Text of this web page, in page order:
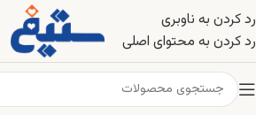
رد کردن به ناوبری
رد کردن به محتوای اصلی